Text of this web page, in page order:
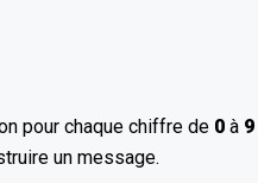
pour chaque chiffre de 0 à 9
un message.